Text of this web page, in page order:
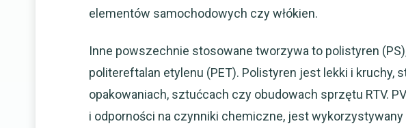
elementów samochodowych czy włókien.
Inne powszechnie stosowane tworzywa to polistyren
politereftalan etylenu (PET). Polistyren jest lekki i kruchy,
opakowaniach, sztućcach czy obudowach sprzętu RTV.
i odporności na czynniki chemiczne, jest